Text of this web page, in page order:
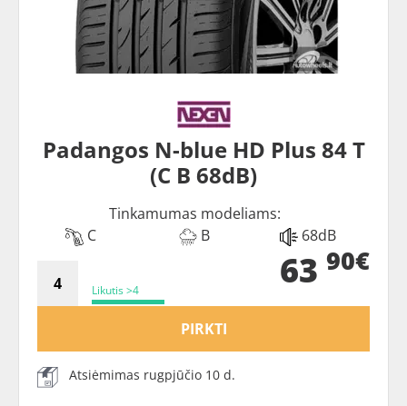
Padangos N-blue HD Plus 84 T
(C B 68dB)
Tinkamumas modeliams:
C
B 68dB
Likutis >4 63 90€
PIRKTI
Atsiėmimas rugpjūčio 10 d.